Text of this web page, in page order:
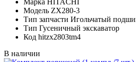
Модель ZX280-3
Тип запчасти Игольчатый
Тип Гусеничный экскаватор
Код hitzx2803tm4
В наличии